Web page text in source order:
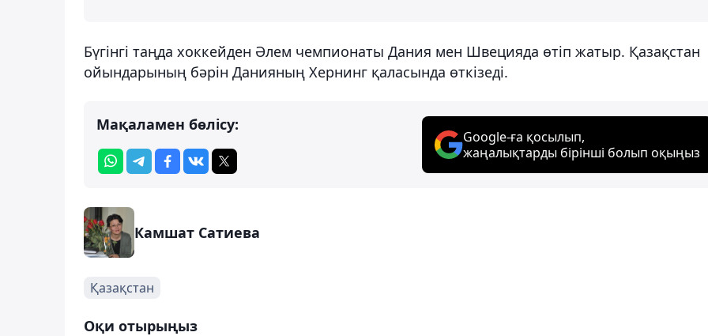
Бүгінгі таңда хоккейден Әлем чемпионаты Дания мен Швецияда өтіп жатыр. Қазақстан
ойындарының бәрін Данияның Хернинг қаласында өткізеді.
Мақаламен бөлісу:
Google-ға қосылып,
жаңалықтарды бірінші болып оқыңыз
Камшат Сатиева
Қазақстан
Оқи отырыңыз